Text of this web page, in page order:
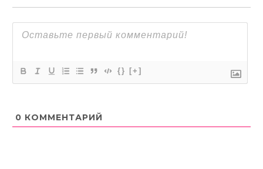
{} [+]
0 КОММЕНТАРИЙ